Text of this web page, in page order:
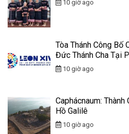
10 giờ ago
Tòa Thánh Công Bố
Đức Thánh Cha Tại
10 giờ ago
Caphácnaum: Thành
Hồ Galilê
10 giờ ago